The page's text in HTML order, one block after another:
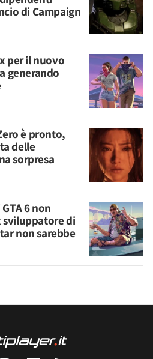
di Campaign
per il nuovo
generando
è pronto,
delle
sorpresa
6 non
sviluppatore di
non sarebbe